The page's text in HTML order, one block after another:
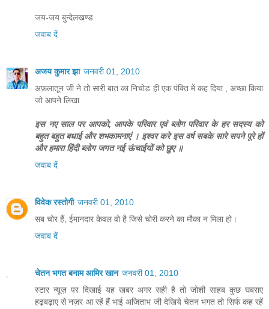
जय-जय बुन्देलखण्ड
जवाब दें
अजय कुमार झा जनवरी 01, 2010
अफ़लातून जी ने तो सारी बात का निचोड ही एक पंक्ति में कह दिया , अच्छा किया
जो आपने लिखा
इस नए साल पर आपको, आपके परिवार एवं ब्लोग परिवार के हर सदस्य को
बहुत बहुत बधाई और शभकामनाएं । इश्वर करे इस वर्ष सबके सारे सपने पूरे हों
और हमारा हिंदी ब्लोग जगत नई ऊंचाईयों को छुए ॥
जवाब दें
विवेक रस्तोगी जनवरी 01, 2010
सब चोर हैं, ईमानदार केवल वो है जिसे चोरी करने का मौका न मिला हो।
जवाब दें
चेतन भगत बनाम आमिर खान जनवरी 01, 2010
स्टार न्यूज़ पर दिखाई यह खबर अगर सही है तो जोशी साहब कुछ घबराए
हढ़बढ़ाए से नज़र आ रहें हैं भाई अजिताभ जी देखिये चेतन भगत तो सिर्फ कह रहें